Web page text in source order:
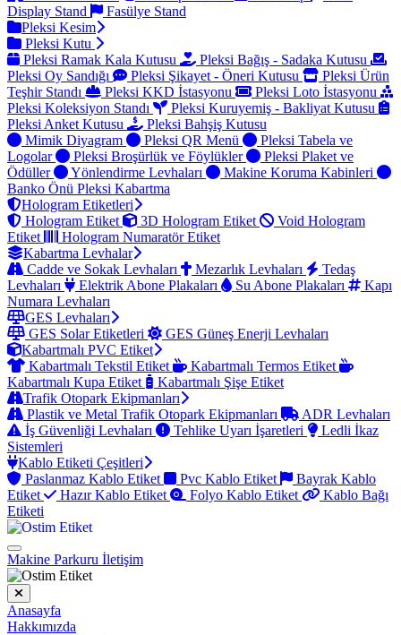
Display Stand
Fasülye Stand
Pleksi Kesim
Pleksi Kutu
Pleksi Ramak Kala Kutusu
Pleksi Bağış - Sadaka Kutusu
Pleksi Oy Sandığı
Pleksi Şikayet - Öneri Kutusu
Pleksi Ürün
Teşhir Standı
Pleksi KKD İstasyonu
Pleksi Loto İstasyonu
Pleksi Koleksiyon Standı
Pleksi Kuruyemiş - Bakliyat Kutusu
Pleksi Anket Kutusu
Pleksi Bahşiş Kutusu
Mimik Diyagram
Pleksi QR Menü
Pleksi Tabela ve
Logolar
Pleksi Broşürlük ve Föylükler
Pleksi Plaket ve
Ödüller
Yönlendirme Levhaları
Makine Koruma Kabinleri
Banko Önü Pleksi Kabartma
Hologram Etiketleri
Hologram Etiket
3D Hologram Etiket
Void Hologram
Etiket
Hologram Numaratör Etiket
Kabartma Levhalar
Cadde ve Sokak Levhaları
Mezarlık Levhaları
Tedaş
Levhaları
Elektrik Abone Plakaları Su Abone Plakaları
Kapı
Numara Levhaları
GES Levhaları
GES Solar Etiketleri
GES Güneş Enerji Levhaları
Kabartmalı PVC Etiket
Kabartmalı Tekstil Etiket
Kabartmalı Termos Etiket
Kabartmalı Kupa Etiket
Kabartmalı Şişe Etiket
Trafik Otopark Ekipmanları
Plastik ve Metal Trafik Otopark Ekipmanları
ADR Levhaları
İş Güvenliği Levhaları
Tehlike Uyarı İşaretleri
Ledli İkaz
Sistemleri
Kablo Etiketi Çeşitleri
Paslanmaz Kablo Etiket
Pvc Kablo Etiket
Bayrak Kablo
Etiket
Hazır Kablo Etiket Folyo Kablo Etiket
Kablo Bağı
Etiketi
Makine Parkuru İletişim
Anasayfa
Hakkımızda